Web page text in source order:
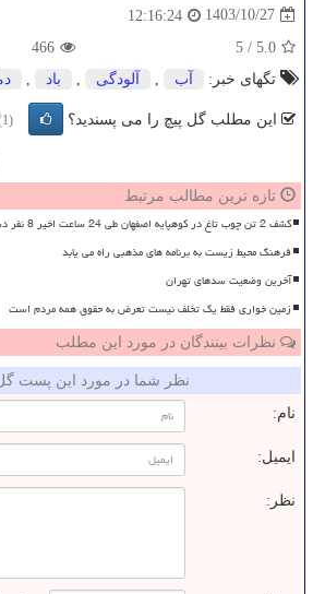
1403/10/27
12:16:24
5.0
/
5
466
تگهای خبر:
آب , آلودگی , باد ,
این مطلب گل پیچ را می پسندید؟ (1)
تازه ترین مطالب مرتبط
کشف 2 تن چوب تاغ در کوهپایه اصفهان طی 24 ساعت اخیر 8 نفر دستگیر شدند
فرهنگ محیط زیست به برنامه های مذهبی راه می یابد
آخرین وضعیت سدهای تهران
زمین خواری فقط یک تخلف نیست تعرض به حقوق همه مردم است
نظرات بینندگان در مورد این مطلب
نظر شما در مورد این پست
نام:
ایمیل:
نظر: